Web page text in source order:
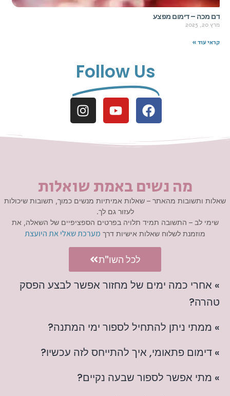
דם מכה – דימום מפצע
מרץ 20, 2025
קראי עוד »
Follow Us
» אחרי כמה ימים של מחזור אפשר לבצע הפסק
טהרה?
» ממתי ניתן להתחיל לספור ימי המתנה?
» דימום פתאומי, איך להתייחס לזה עכשיו?
» מתי אפשר לספור שבעה נקיים?
מה נשים באמת שואלות
שאלות ותשובות מהאתר – שאלות אמיתיות מנשים כמוך, תשובות שיכולות
לעזור גם לך.
שימי לב – התשובה תמיד תלויה בפרטים הספציפיים של השאלה, את
מוזמנת לשלוח שאלות אישיות דרך מערכת שאלי את היועצת
לכל השו"ת